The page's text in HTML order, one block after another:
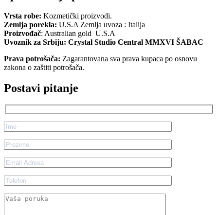
Vrsta robe: Kozmetički proizvodi.
Zemlja porekla: U.S.A Zemlja uvoza : Italija
Proizvođač: Australian gold U.S.A
Uvoznik za Srbiju: Crystal Studio Central MMXVI ŠABAC
Prava potrošača: Zagarantovana sva prava kupaca po osnovu
zakona o zaštiti potrošača.
Postavi pitanje